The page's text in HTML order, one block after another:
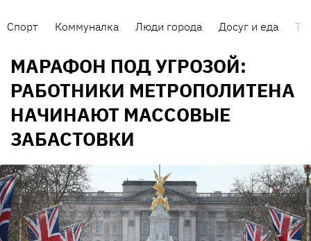
Спорт Коммуналка Люди города Досуг и еда
МАРАФОН ПОД УГРОЗОЙ:
РАБОТНИКИ МЕТРОПОЛИТЕНА
НАЧИНАЮТ МАССОВЫЕ
ЗАБАСТОВКИ